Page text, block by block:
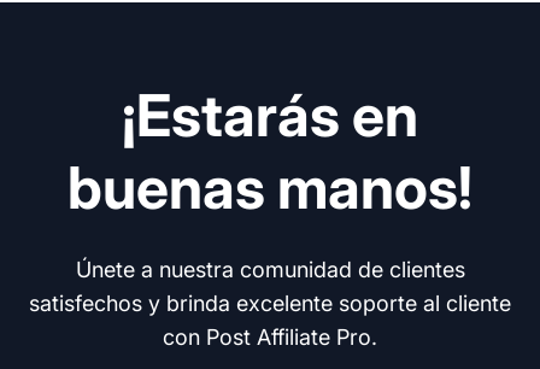
¡Estarás en
buenas manos!
Únete a nuestra comunidad de clientes
satisfechos y brinda excelente soporte al cliente
con Post Affiliate Pro.